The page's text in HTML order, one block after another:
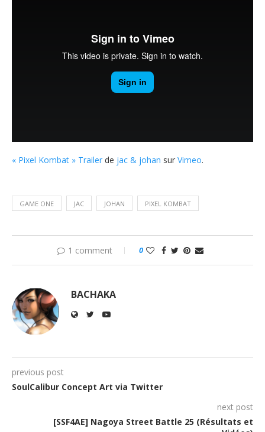
« Pixel Kombat » Trailer de jac & johan sur Vimeo.
GAME ONE JAC JOHAN PIXEL KOMBAT
1 comment 0
BACHAKA
previous post
SoulCalibur Concept Art via Twitter
next post
[SSF4AE] Nagoya Street Battle 25 (Résultats et